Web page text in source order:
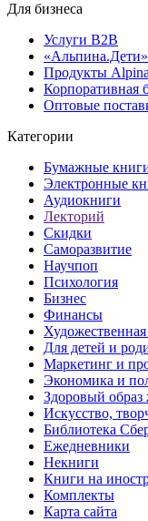
Для бизнеса
Услуги B2B
Продукты
Корпоративная
Оптовые
Категории
Бумажные
Электронные
Аудиокниги
Лекторий
Скидки
Саморазвитие
Научпоп
Психология
Бизнес
Финансы
Художественная
Для детей и
Маркетинг и
Экономика и
Здоровый образ
Искусство,
Библиотека
Ежедневники
Некниги
Книги на
Комплекты
Карта сайта